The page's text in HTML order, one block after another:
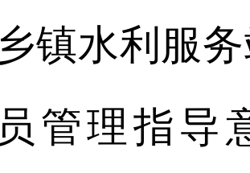
乡镇水利服
员管理指导